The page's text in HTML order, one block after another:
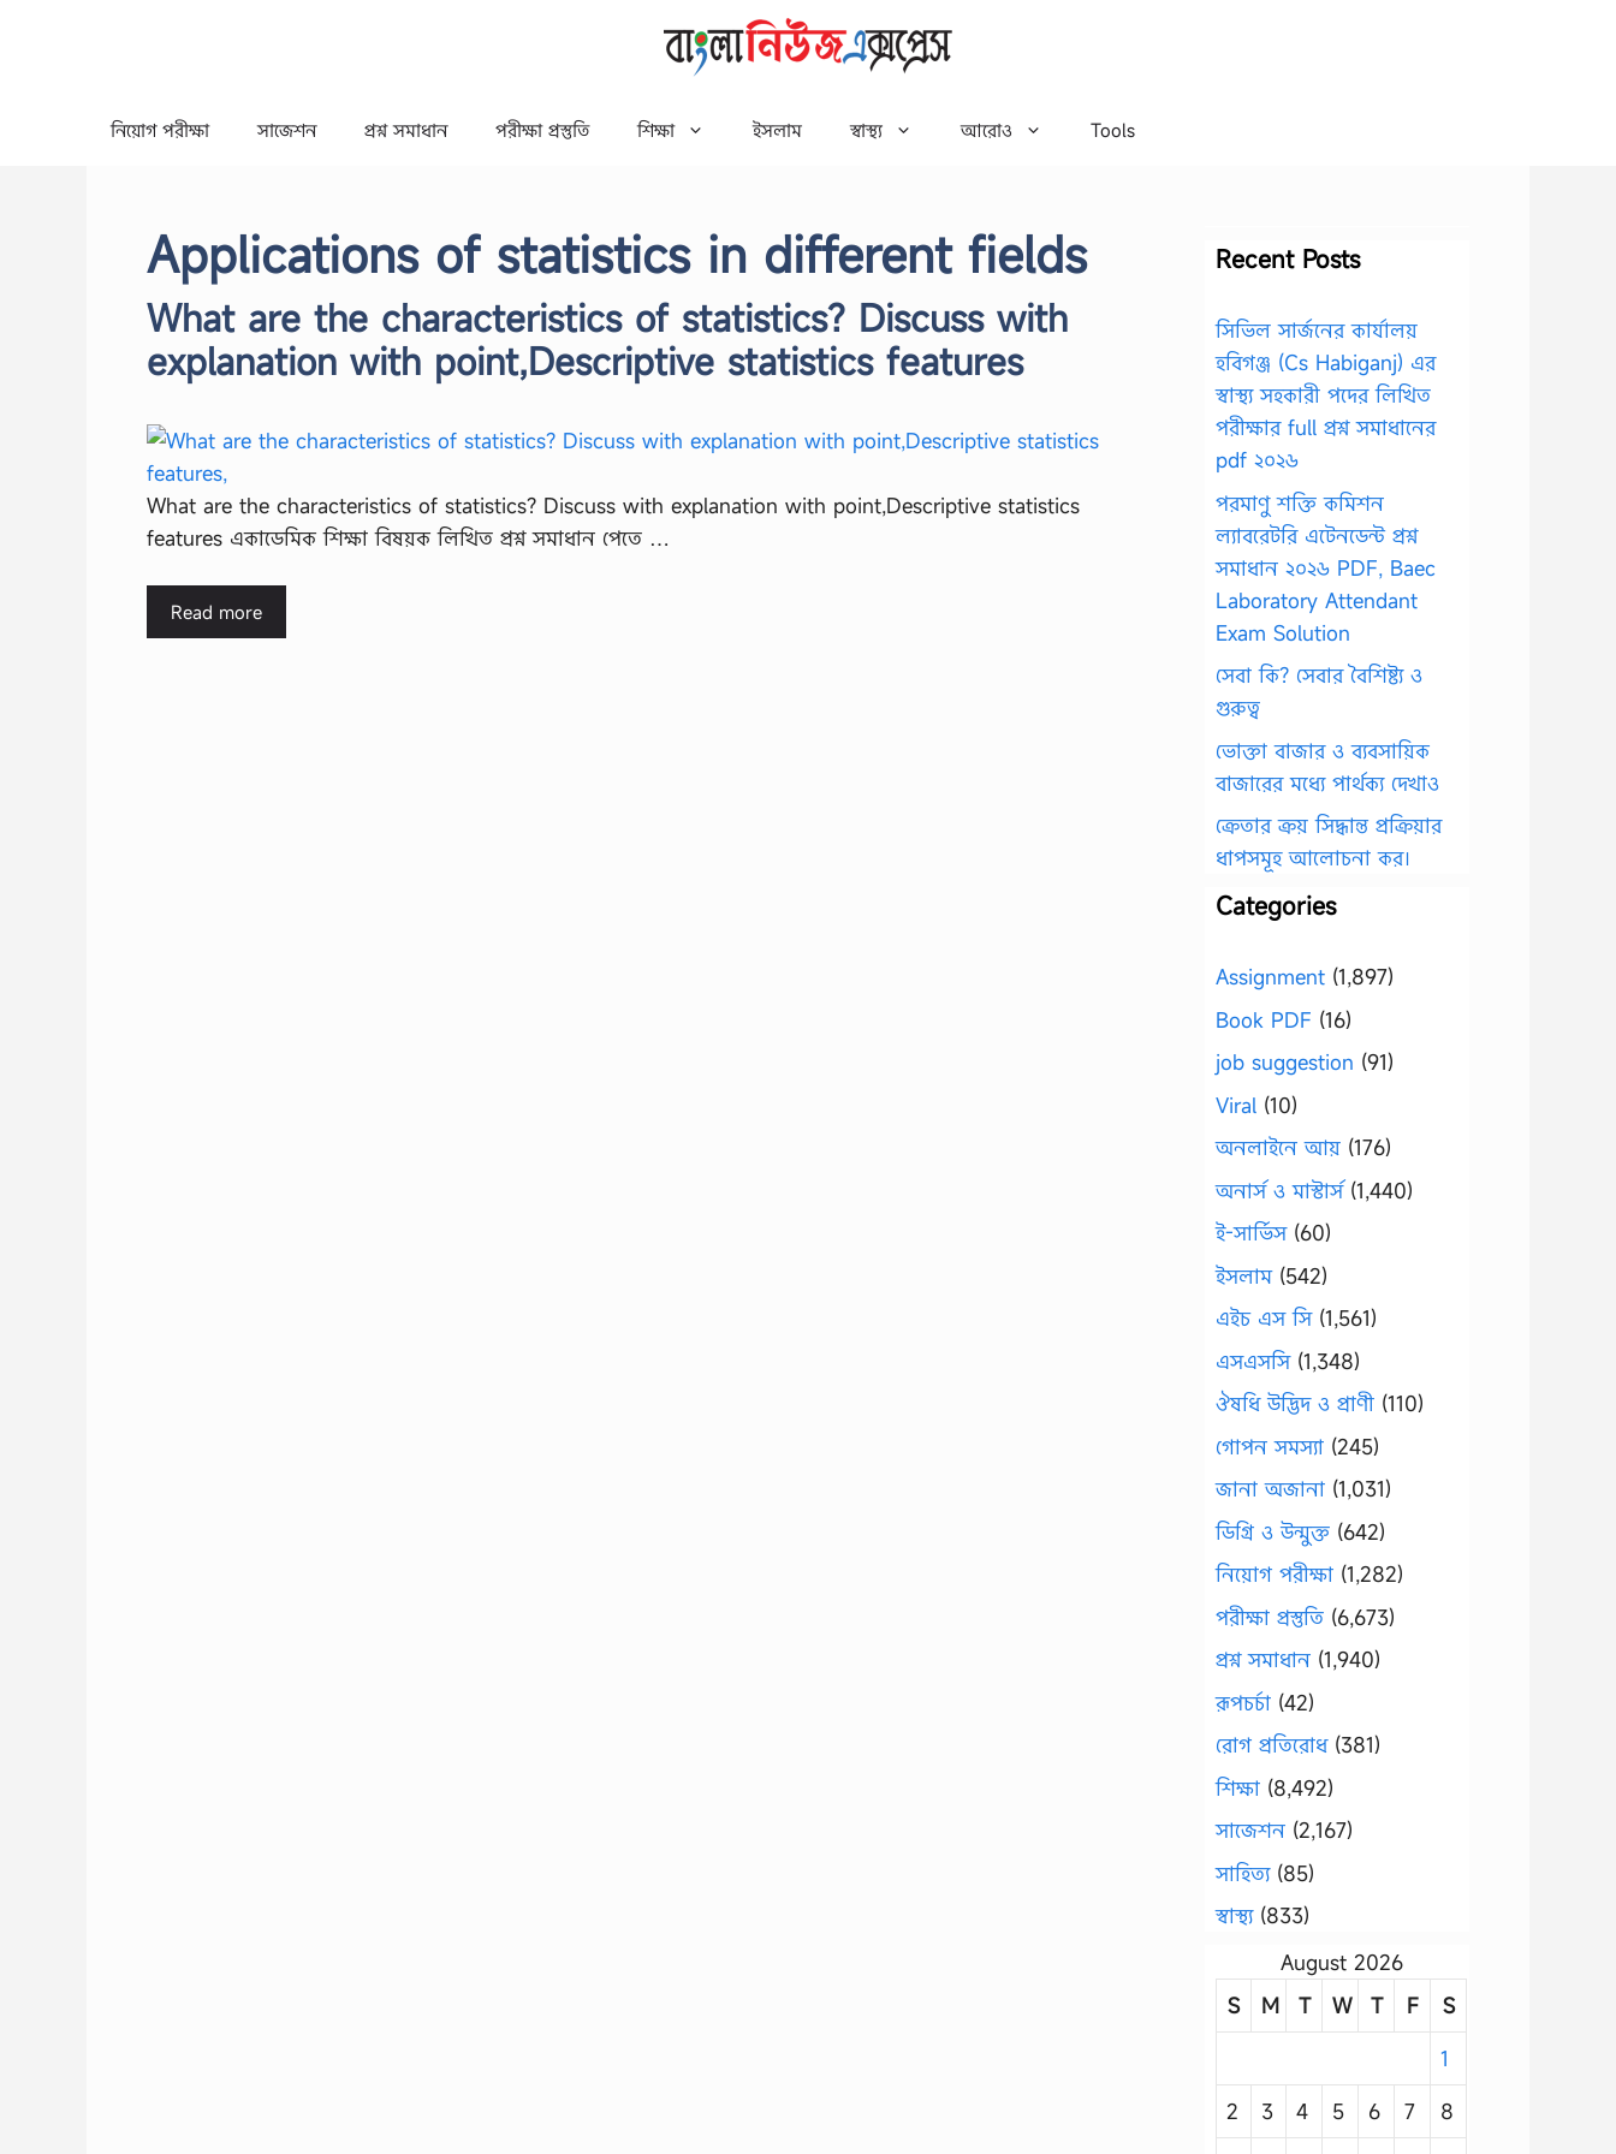
নিয়োগ পরীক্ষা সাজেশন প্রশ্ন সমাধান পরীক্ষা প্রস্তুতি শিক্ষা ইসলাম স্বাস্থ্য আরোও Tools
Applications of statistics in different fields
What are the characteristics of statistics? Discuss with
explanation with point,Descriptive statistics features
What are the characteristics of statistics? Discuss with explanation with point,Descriptive statistics
features একাডেমিক শিক্ষা বিষয়ক লিখিত প্রশ্ন সমাধান পেতে …
Read more
Recent Posts
সিভিল সার্জনের কার্যালয়
হবিগঞ্জ (Cs Habiganj) এর
স্বাস্থ্য সহকারী পদের লিখিত
পরীক্ষার full প্রশ্ন সমাধানের
pdf ২০২৬
পরমাণু শক্তি কমিশন
ল্যাবরেটরি এটেনডেন্ট প্রশ্ন
সমাধান ২০২৬ PDF, Baec
Laboratory Attendant
Exam Solution
সেবা কি? সেবার বৈশিষ্ট্য ও
গুরুত্ব
ভোক্তা বাজার ও ব্যবসায়িক
বাজারের মধ্যে পার্থক্য দেখাও
ক্রেতার ক্রয় সিদ্ধান্ত প্রক্রিয়ার
ধাপসমূহ আলোচনা কর।
Categories
Assignment (1,897)
Book PDF (16)
job suggestion (91)
Viral (10)
অনলাইনে আয় (176)
অনার্স ও মাস্টার্স(1,440)
ই-সার্ভিস(60)
ইসলাম(542)
এইচ এস সি(1,561)
এসএসসি(1,348)
ঔষধি উদ্ভিদ ও প্রাণী (110)
গোপন সমস্যা (245)
জানা অজানা (1,031)
ডিগ্রি ও উন্মুক্ত (642)
নিয়োগ পরীক্ষা (1,282)
পরীক্ষা প্রস্তুতি (6,673)
প্রশ্ন সমাধান (1,940)
রূপচর্চা (42)
রোগ প্রতিরোধ(381)
শিক্ষা (8,492)
সাজেশন (2,167)
সাহিত্য(85)
স্বাস্থ্য(833)
August 2026
S
M T W T F
S
1
2
3 4 5 6 7
8